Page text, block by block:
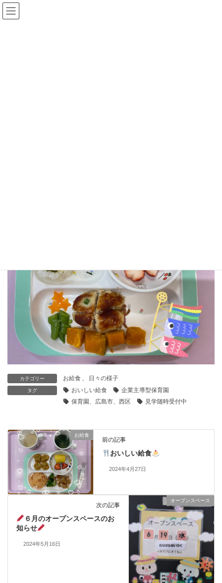
コ
ン
ナ
ビ
カテゴリー お給食 、 日々の様子
タグ おいしい給食
企業主導型保育園
保育園、広島市、西区
見学随時受付中
お給食
前の記事
おいしい給食
2024年4月27日
オープンスペース
次の記事
６月のオープンスペースのお
知らせ
2024年5月16日